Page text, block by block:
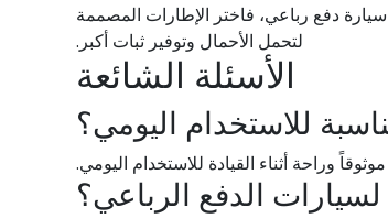
دفع رباعي، فاختر الإطارات المصممة
لتحمل الأحمال وتوفير ثبات أكبر.
الأسئلة الشائعة
للاستخدام اليومي؟
وراحة أثناء القيادة للاستخدام اليومي.
الدفع الرباعي؟